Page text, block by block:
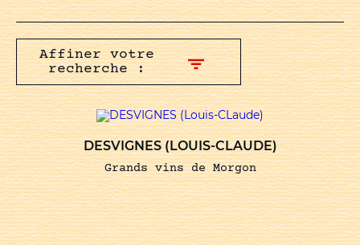
Affiner votre
recherche :
DESVIGNES (LOUIS-CLAUDE)
Grands vins de Morgon